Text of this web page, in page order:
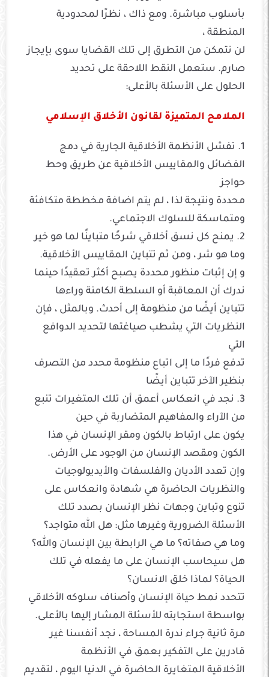
بأسلوب مباشرة. ومع ذاك ، نظرًا لمحدودية
المنطقة ،
لن نتمكن من التطرق إلى تلك القضايا سوى بإيجاز
صارم. ستعمل النقط اللاحقة على تحديد
الحلول على الأسئلة بالأعلى:
الملامح المتميزة لقانون الأخلاق الإسلامي
1. تفشل الأنظمة الأخلاقية الجارية في دمج
الفضائل والمقاييس الأخلاقية عن طريق وحط
حواجز
محددة ونتيجة لذا ، لم يتم اضافة مخططة متكافئة
ومتماسكة للسلوك الاجتماعي.
2. يمنح كل نسق أخلاقي شرحًا متباينًا لما هو خير
وما هو شر ، ومن ثم تتباين المقاييس الأخلاقية.
و إن إثبات منظور محددة يصبح أكثر تعقيدًا حينما
ندرك أن المعاقبة أو السلطة الكامنة وراءها
تتباين أيضًا من منظومة إلى أحدث. وبالمثل ، فإن
النظريات التي يشطب صياغتها لتحديد الدوافع
التي
تدفع فردًا ما إلى اتباع منظومة محدد من التصرف
بنظير الآخر تتباين أيضًا
3. نجد في انعكاس أعمق أن تلك المتغيرات تنبع
من الآراء والمفاهيم المتضاربة في حين
يكون على ارتباط بالكون ومقر الإنسان في هذا
الكون ومقصد الإنسان من الوجود على الأرض.
وإن تعدد الأديان والفلسفات والأيديولوجيات
والنظريات الحاضرة هي شهادة وانعكاس على
تنوع وتباين وجهات نظر الإنسان بصدد تلك
الأسئلة الضرورية وغيرها مثل: هل الله متواجد؟
وما هي صفاته؟ ما هي الرابطة بين الإنسان والله؟
هل سيحاسب الإنسان على ما يفعله في تلك
الحياة؟ لماذا خلق الانسان؟
تتحدد نمط حياة الإنسان وأصناف سلوكه الأخلاقي
بواسطة استجابته للأسئلة المشار إليها بالأعلى.
مرة ثانية جراء ندرة المساحة ، نجد أنفسنا غير
قادرين على التفكير بعمق في الأنظمة
الأخلاقية المتغايرة الحاضرة في الدنيا اليوم ، لتقديم